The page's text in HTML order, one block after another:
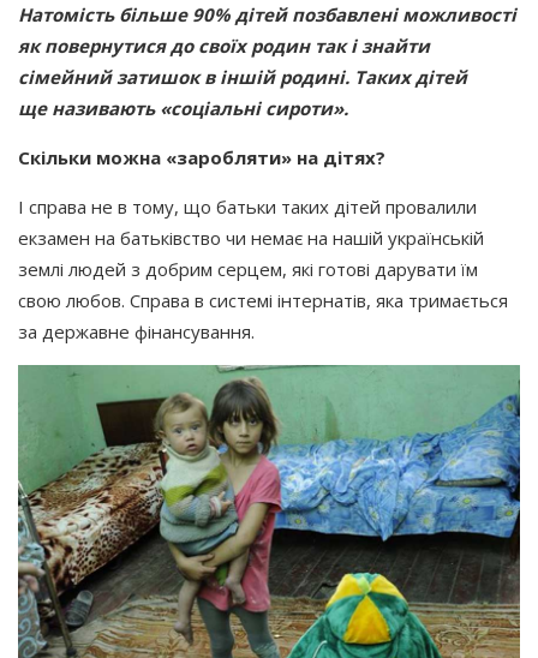
Натомість більше 90% дітей позбавлені можливості
як повернутися до своїх родин так і знайти
сімейний затишок в іншій родині. Таких дітей
ще називають «соціальнісироти».
Скільки можна «заробляти» на дітях?
І справа не в тому, що батьки таких дітей провалили
екзамен на батьківство чи немає на нашій українській
землі людей з добрим серцем, які готові дарувати їм
свою любов. Справа в системі інтернатів, яка тримається
за державне фінансування.